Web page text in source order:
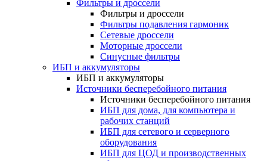
Фильтры и дроссели
Фильтры и дроссели
Фильтры подавления гармоник
Сетевые дроссели
Моторные дроссели
Синусные фильтры
ИБП и аккумуляторы
ИБП и аккумуляторы
Источники бесперебойного питания
Источники бесперебойного питания
ИБП для дома, для компьютера и
рабочих станций
ИБП для сетевого и серверного
оборудования
ИБП для ЦОД и производственных